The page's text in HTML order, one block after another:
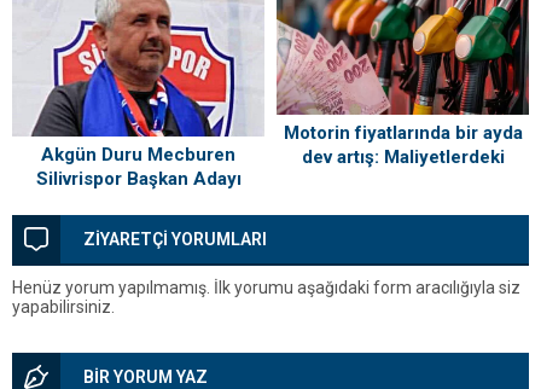
Akgün Duru Mecburen
Silivrispor Başkan Adayı
Motorin fiyatlarında bir ayda
dev artış: Maliyetlerdeki
ZİYARETÇİ YORUMLARI
Henüz yorum yapılmamış. İlk yorumu aşağıdaki form aracılığıyla siz
yapabilirsiniz.
BİR YORUM YAZ